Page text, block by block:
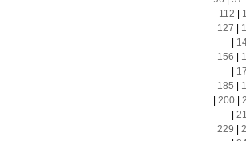
112
127
156
185
200|
229